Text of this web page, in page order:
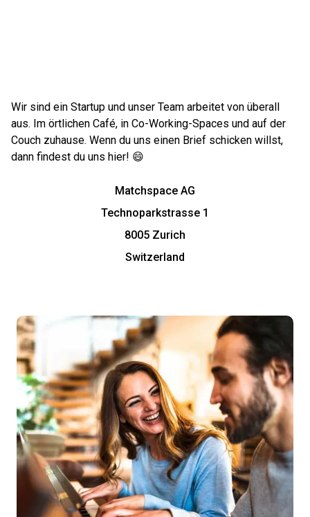
Wir sind ein Startup und unser Team arbeitet von überall
aus. Im örtlichen Café, in Co-Working-Spaces und auf der
Couch zuhause. Wenn du uns einen Brief schicken willst,
dann findest du uns hier! 😄
Matchspace AG
Technoparkstrasse 1
8005 Zurich
Switzerland